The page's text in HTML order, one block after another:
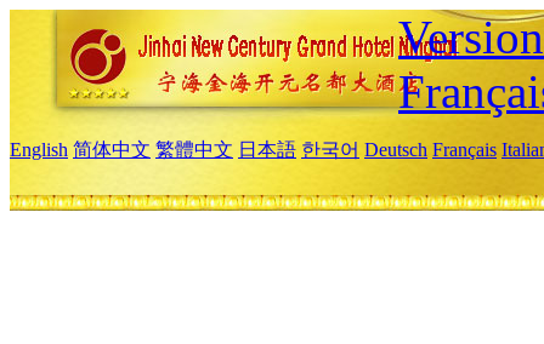
English 简体中文 繁體中文 日本語 한국어 Deutsch Français